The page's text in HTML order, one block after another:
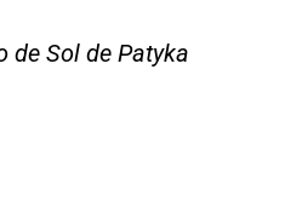
de Sol de Patyka